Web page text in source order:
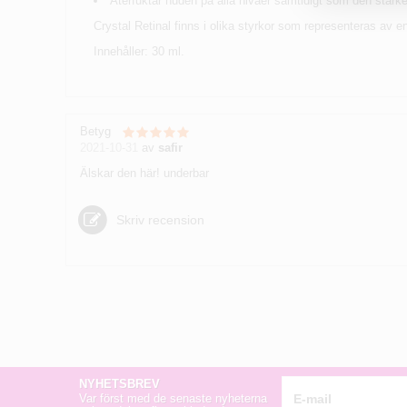
Crystal Retinal finns i olika styrkor som representeras av
Innehåller: 30 ml.
Betyg
av safir
Älskar den här! underbar
Skriv recension
NYHETSBREV
Var först med de senaste nyheterna